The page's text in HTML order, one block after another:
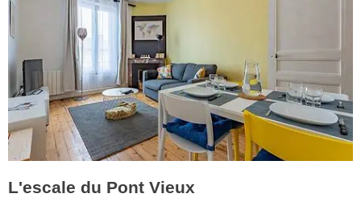
L'escale du Pont Vieux